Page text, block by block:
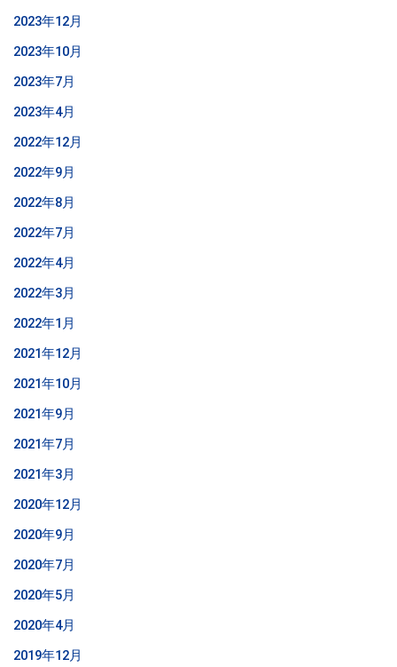
2023年12月
2023年10月
2023年7月
2023年4月
2022年12月
2022年9月
2022年8月
2022年7月
2022年4月
2022年3月
2022年1月
2021年12月
2021年10月
2021年9月
2021年7月
2021年3月
2020年12月
2020年9月
2020年7月
2020年5月
2020年4月
2019年12月